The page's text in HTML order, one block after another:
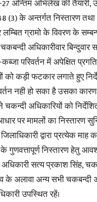
27 अन्तिम अभिलेख की तैयारी,
(3) के अन्तर्गत निस्तारण
ग्रामो के विवरण के
अधिकारीवार बिन्दुवार
कब्जा परिवर्तन में अपेक्षित
को कड़ी फटकार लगाते हुए
नही हो सका है उसका
चकन्दी अधिकारियों को
पर मामलों का निस्तारण
जिलाधिकारी द्वारा प्रत्येक
गुणवत्तापूर्ण निस्तारण हेतु
सत्य प्रकाश सिंह,
के अलावा अन्य सभी चकबन्दी
उपस्थित रहें।